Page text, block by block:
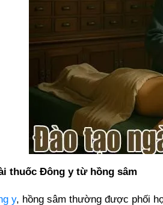
thuốc Đông y từ hồng sâm
y, hồng sâm thường được phối